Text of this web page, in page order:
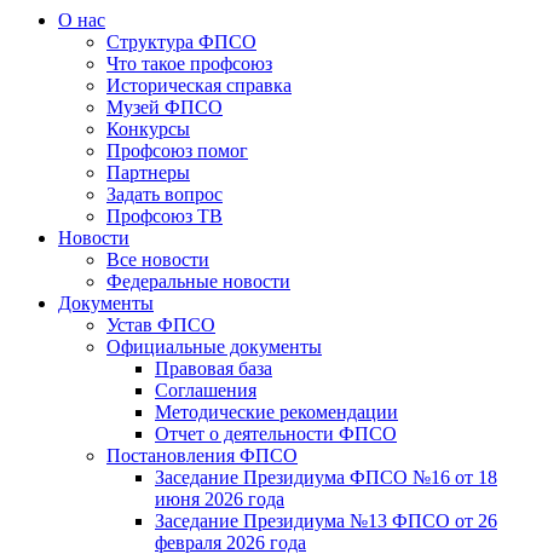
О нас
Структура ФПСО
Что такое профсоюз
Историческая справка
Музей ФПСО
Конкурсы
Профсоюз помог
Партнеры
Задать вопрос
Профсоюз ТВ
Новости
Все новости
Федеральные новости
Документы
Устав ФПСО
Официальные документы
Правовая база
Соглашения
Методические рекомендации
Отчет о деятельности ФПСО
Постановления ФПСО
Заседание Президиума ФПСО №16 от 18
июня 2026 года
Заседание Президиума №13 ФПСО от 26
февраля 2026 года